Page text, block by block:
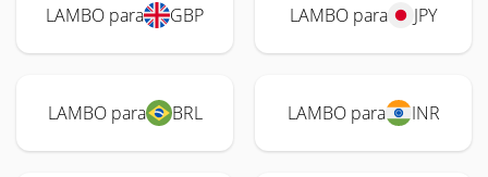
LAMBO para GBP LAMBO para JPY
LAMBO para BRL LAMBO para INR